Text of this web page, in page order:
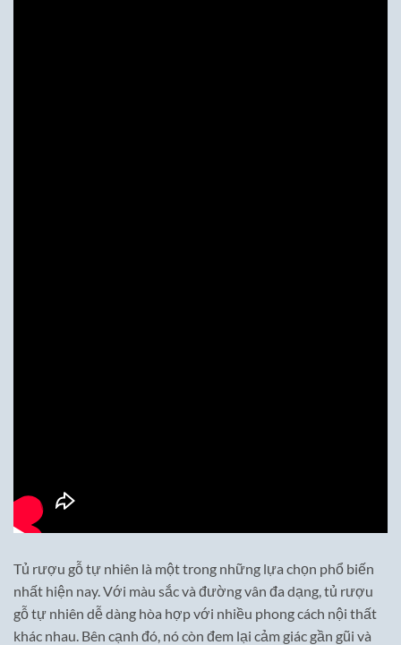
Tủ rượu gỗ tự nhiên là một trong những lựa chọn phổ biến
nhất hiện nay. Với màu sắc và đường vân đa dạng, tủ rượu
gỗ tự nhiên dễ dàng hòa hợp với nhiều phong cách nội thất
khác nhau. Bên cạnh đó, nó còn đem lại cảm giác gần gũi và